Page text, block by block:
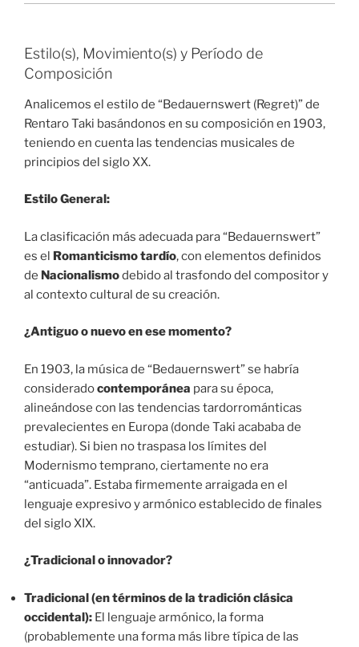
Estilo(s), Movimiento(s) y Período de
Composición
Analicemos el estilo de “Bedauernswert (Regret)” de
Rentaro Taki basándonos en su composición en 1903,
teniendo en cuenta las tendencias musicales de
principios del siglo XX.
Estilo General:
La clasificación más adecuada para “Bedauernswert”
es el Romanticismo tardío, con elementos definidos
de Nacionalismodebido al trasfondo del compositor y
al contexto cultural de su creación.
¿Antiguo o nuevo en ese momento?
En 1903, la música de “Bedauernswert” se habría
consideradocontemporánea para su época,
alineándose con las tendencias tardorrománticas
prevalecientes en Europa (donde Taki acababa de
estudiar). Si bien no traspasa los límites del
Modernismo temprano, ciertamente no era
“anticuada”. Estaba firmemente arraigada en el
lenguaje expresivo y armónico establecido de finales
del siglo XIX.
¿Tradicional o innovador?
Tradicional (en términos de la tradición clásica
occidental): El lenguaje armónico, la forma
(probablemente una forma más libre típica de las